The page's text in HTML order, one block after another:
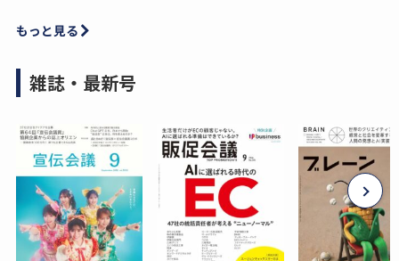
もっと見る
雑誌・最新号